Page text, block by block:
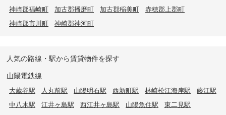
神崎郡福崎町
加古郡播磨町 加古郡稲美町
赤穂郡上郡町
神崎郡市川町
神崎郡神河町
人気の路線・駅から賃貸物件を探す
山陽電鉄線
大蔵谷駅 人丸前駅 山陽明石駅 西新町駅 林崎松江海岸駅
藤江駅
中八木駅
江井ヶ島駅 西江井ヶ島駅 山陽魚住駅
東二見駅